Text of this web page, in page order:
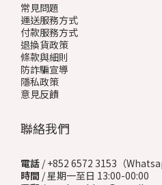
常見問題
運送服務方式
付款服務方式
退換貨政策
條款與細則
防詐騙宣導
隱私政策
意見反饋
聯絡我們
電話 / +852 6572 3153（
時間 / 星期一至日 13:00-00:00